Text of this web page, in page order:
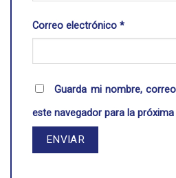
Correo electrónico *
Guarda mi nombre,
este navegador para la